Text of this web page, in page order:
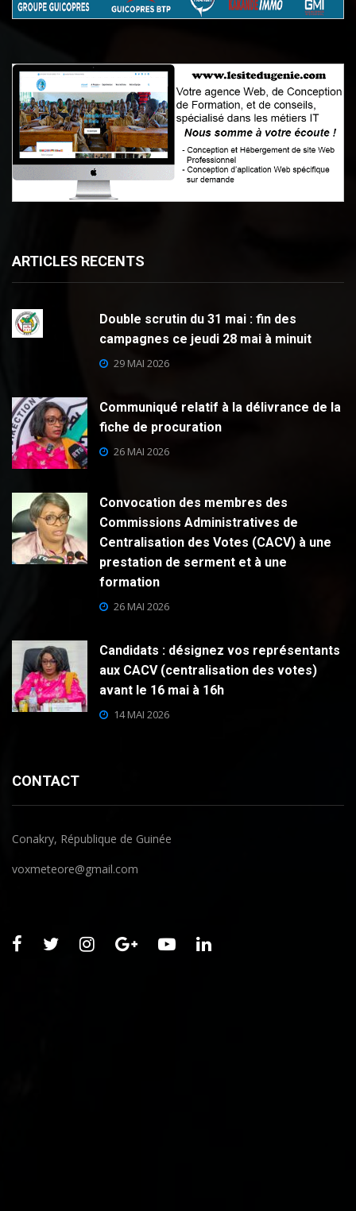
ARTICLES RECENTS
Double scrutin du 31 mai : fin des
campagnes ce jeudi 28 mai à minuit
29 MAI 2026
Communiqué relatif à la délivrance de la
fiche de procuration
26 MAI 2026
Convocation des membres des
Commissions Administratives de
Centralisation des Votes (CACV) à une
prestation de serment et à une
formation
26 MAI 2026
Candidats : désignez vos représentants
aux CACV (centralisation des votes)
avant le 16 mai à 16h
14 MAI 2026
CONTACT
Conakry, République de Guinée
voxmeteore@gmail.com